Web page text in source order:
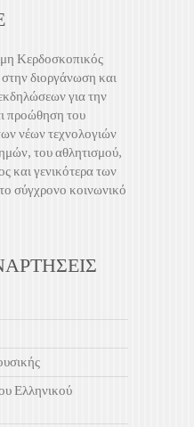
Κερδοσκοπικός
διοργάνωση και
για την
προώθηση του
νέων τεχνολογιών
του αθλητισμού,
και γενικότερα των
σύγχρονο κοινωνικό
Ελληνικού